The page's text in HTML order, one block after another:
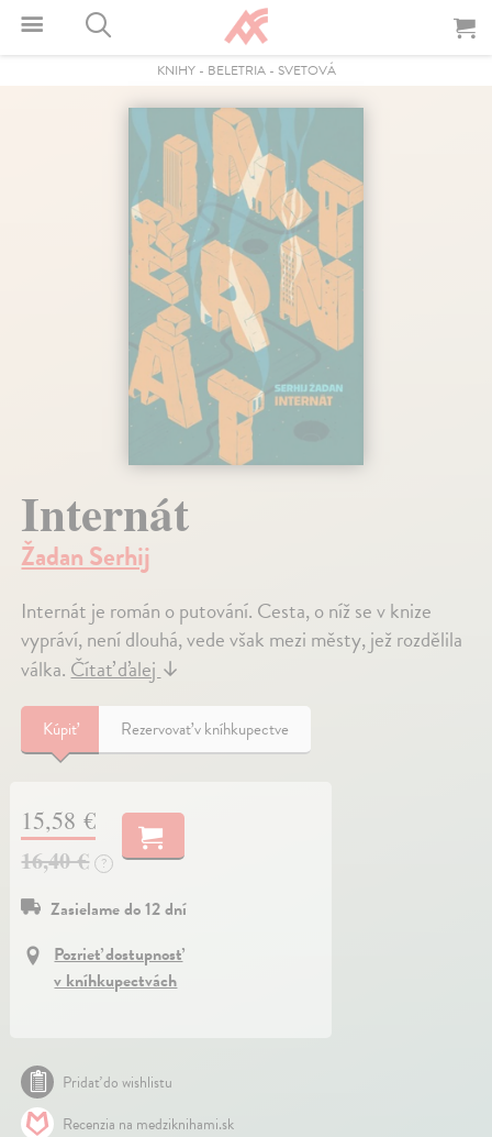
KNIHY- BELETRIA- SVETOVÁ
Internát
Žadan Serhij
Internát je román o putování. Cesta, o níž se v knize
vypráví, není dlouhá, vede však mezi městy, jež rozdělila
válka. Čítať ďalej ↓
Kúpiť Rezervovať v kníhkupectve
15,58 €
16,40 €
?
Zasielame do 12 dní
Pozrieť dostupnosť
v kníhkupectvách
Pridať do wishlistu
Recenzia na medziknihami.sk